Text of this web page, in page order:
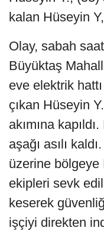
kalan Hüseyin
Olay, sabah
Büyüktaş
eve elektrik
çıkan Hüseyin
akımına
aşağı asılı
üzerine bölgeye
ekipleri sevk
keserek
işçiyi direkten